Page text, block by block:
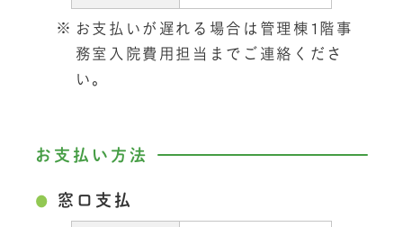
お支払いが遅れる場合は管理棟1階事
務室入院費用担当までご連絡くださ
い。
お支払い方法
窓口支払